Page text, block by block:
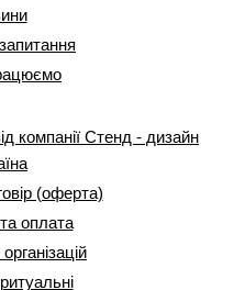
компанії Стенд - дизайн
(оферта)
оплата